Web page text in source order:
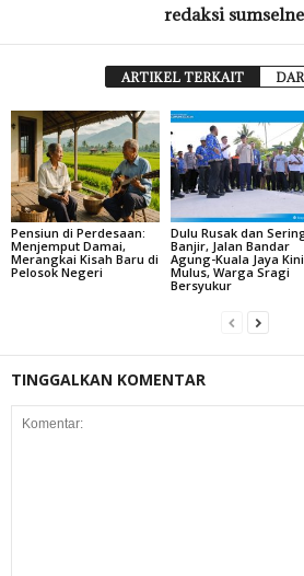
redaksi
ARTIKEL TERKAIT
Pensiun di Perdesaan:
Menjemput Damai,
Merangkai Kisah Baru di
Pelosok Negeri
Dulu Rusak dan
Banjir, Jalan Bandar
Agung-Kuala Jaya Kini
Mulus, Warga Sragi
Bersyukur
TINGGALKAN KOMENTAR